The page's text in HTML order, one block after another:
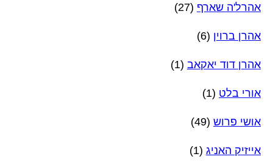
אהרל'ה שארף (27)
אהרן ברוין (6)
אהרן דוד יאקאב (1)
אורי בלט (1)
אושי פרוש (49)
אייזיק האניג (1)